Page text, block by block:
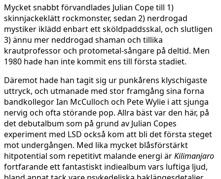
Mycket snabbt förvandlades Julian Cope till 1)
skinnjackeklätt rockmonster, sedan 2) nerdrogad
mystiker iklädd enbart ett sköldpaddsskal, och slutligen
3) ännu mer neddrogad shaman och tillika
krautprofessor och protometal-sångare på deltid. Men
1980 hade han inte kommit ens till första stadiet.
Däremot hade han tagit sig ur punkårens klyschigaste
uttryck, och utmanade med stor framgång sina forna
bandkollegor Ian McCulloch och Pete Wylie i att sjunga
nervig och ofta störande pop. Allra bäst var den här, på
det debutalbum som på grund av Julian Copes
experiment med LSD också kom att bli det första steget
mot undergången. Med lika mycket blåsförstärkt
hitpotential som repetitivt malande energi ärKilimanjaro
fortfarande ett fantastiskt indiealbum vars luftiga ljud,